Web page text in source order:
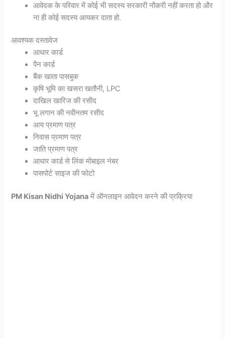
आवेदक के परिवार में कोई भी सदस्य सरकारी नौकरी नहीं करता हो और
ना ही कोई सदस्य आयकर दाता हो.
आवश्यक दस्तावेज
आधार कार्ड
पैन कार्ड
बैंक खाता पासबुक
कृषि भूमि का खसरा खतौनी, LPC
दाखिल खारिज की रसीद
भू लगान की नवीनतम रसीद
आय प्रमाण पत्र
निवास प्रमाण पत्र
जाति प्रमाण पत्र
आधार कार्ड से लिंक मोबाइल नंबर
पासपोर्ट साइज की फोटो
PM Kisan Nidhi Yojana में ऑनलाइन आवेदन करने की प्रक्रिया